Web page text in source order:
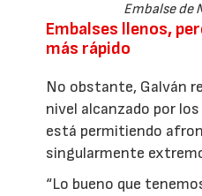
Embalse de
Embalses llenos,
más rápido
No obstante, Galván
nivel alcanzado por
está permitiendo
singularmente
“Lo bueno que